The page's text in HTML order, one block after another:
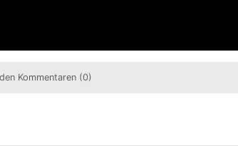
Kommentaren (0)